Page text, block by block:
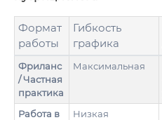
Формат
работы
Гибкость
графика
Фриланс
/ Частная
практика
Максимальная
Работа в
Низкая